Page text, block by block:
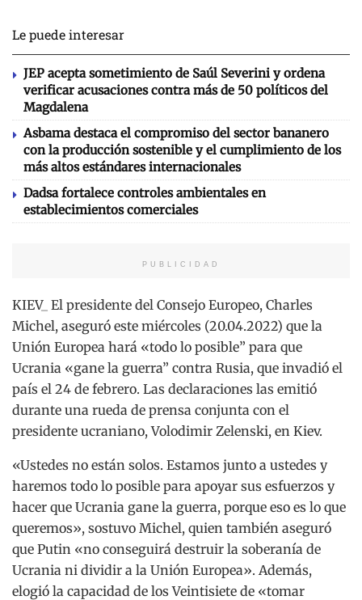
Le puede interesar
JEP acepta sometimiento de Saúl Severini y ordena
verificar acusaciones contra más de 50 políticos del
Magdalena
Asbama destaca el compromiso del sector bananero
con la producción sostenible y el cumplimiento de los
más altos estándares internacionales
Dadsa fortalece controles ambientales en
establecimientos comerciales
PUBLICIDAD
KIEV_ El presidente del Consejo Europeo, Charles
Michel, aseguró este miércoles (20.04.2022) que la
Unión Europea hará «todo lo posible” para que
Ucrania «gane la guerra” contra Rusia, que invadió el
país el 24 de febrero. Las declaraciones las emitió
durante una rueda de prensa conjunta con el
presidente ucraniano, Volodimir Zelenski, en Kiev.
«Ustedes no están solos. Estamos junto a ustedes y
haremos todo lo posible para apoyar sus esfuerzos y
hacer que Ucrania gane la guerra, porque eso es lo que
queremos», sostuvo Michel, quien también aseguró
que Putin «no conseguirá destruir la soberanía de
Ucrania ni dividir a la Unión Europea». Además,
elogió la capacidad de los Veintisiete de «tomar